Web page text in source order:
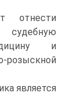
отнести
и
розыскной
является